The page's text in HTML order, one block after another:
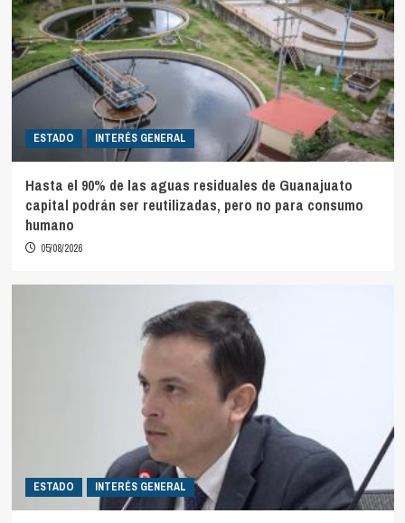
ESTADO INTERÉS GENERAL
Hasta el 90% de las aguas residuales de Guanajuato
capital podrán ser reutilizadas, pero no para consumo
humano
05/08/2026
ESTADO INTERÉS GENERAL